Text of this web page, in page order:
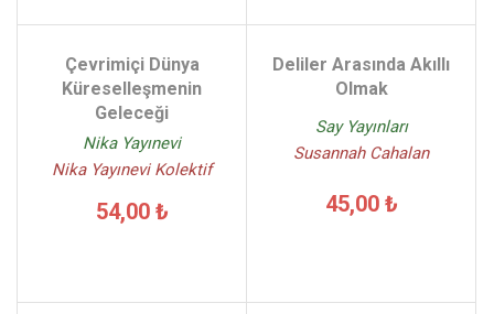
Çevrimiçi Dünya
Küreselleşmenin
Geleceği
Nika Yayınevi
Nika Yayınevi Kolektif
54,00 ₺
Deliler Arasında Akıllı
Olmak
Say Yayınları
Susannah Cahalan
45,00 ₺